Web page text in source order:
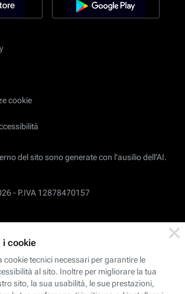
cookie
del sito sono generate con l'ausilio dell'AI.
- P.IVA 12878470157